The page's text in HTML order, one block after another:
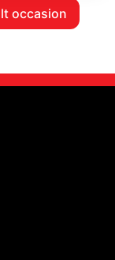
occasion